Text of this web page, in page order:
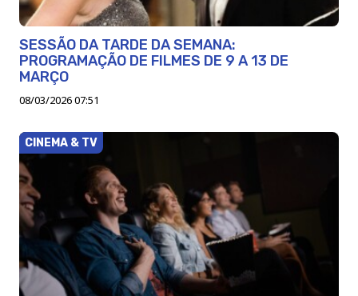
SESSÃO DA TARDE DA SEMANA:
PROGRAMAÇÃO DE FILMES DE 9 A 13 DE
MARÇO
08/03/2026 07:51
CINEMA & TV